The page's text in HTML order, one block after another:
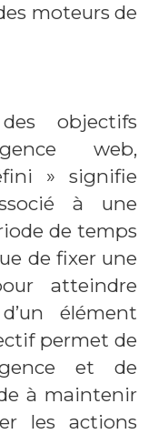
moteurs de
objectifs
web,
» signifie
à une
de temps
de fixer une
atteindre
élément
permet de
et de
à maintenir
les actions